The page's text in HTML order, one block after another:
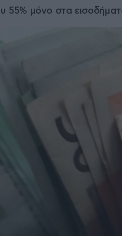
μόνο στα